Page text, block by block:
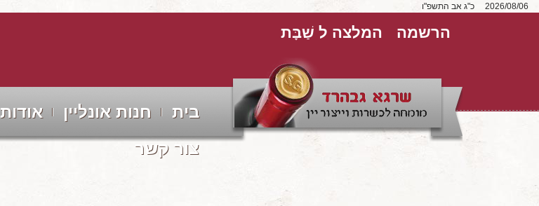
כ"ג אב התשפ"ו
הרשמה המלצה ל שַׁבָּת
בית חנות אונליין אודות
צור קשר